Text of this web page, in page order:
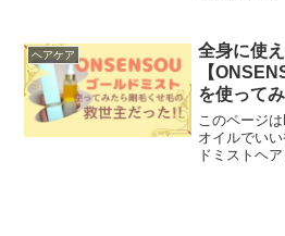
た。さらに
スって、ど
て、しっかり
ヘアケア
全身に使
【
を使ってみ
このページ
オイルでい
ドミストヘ
まりが良く